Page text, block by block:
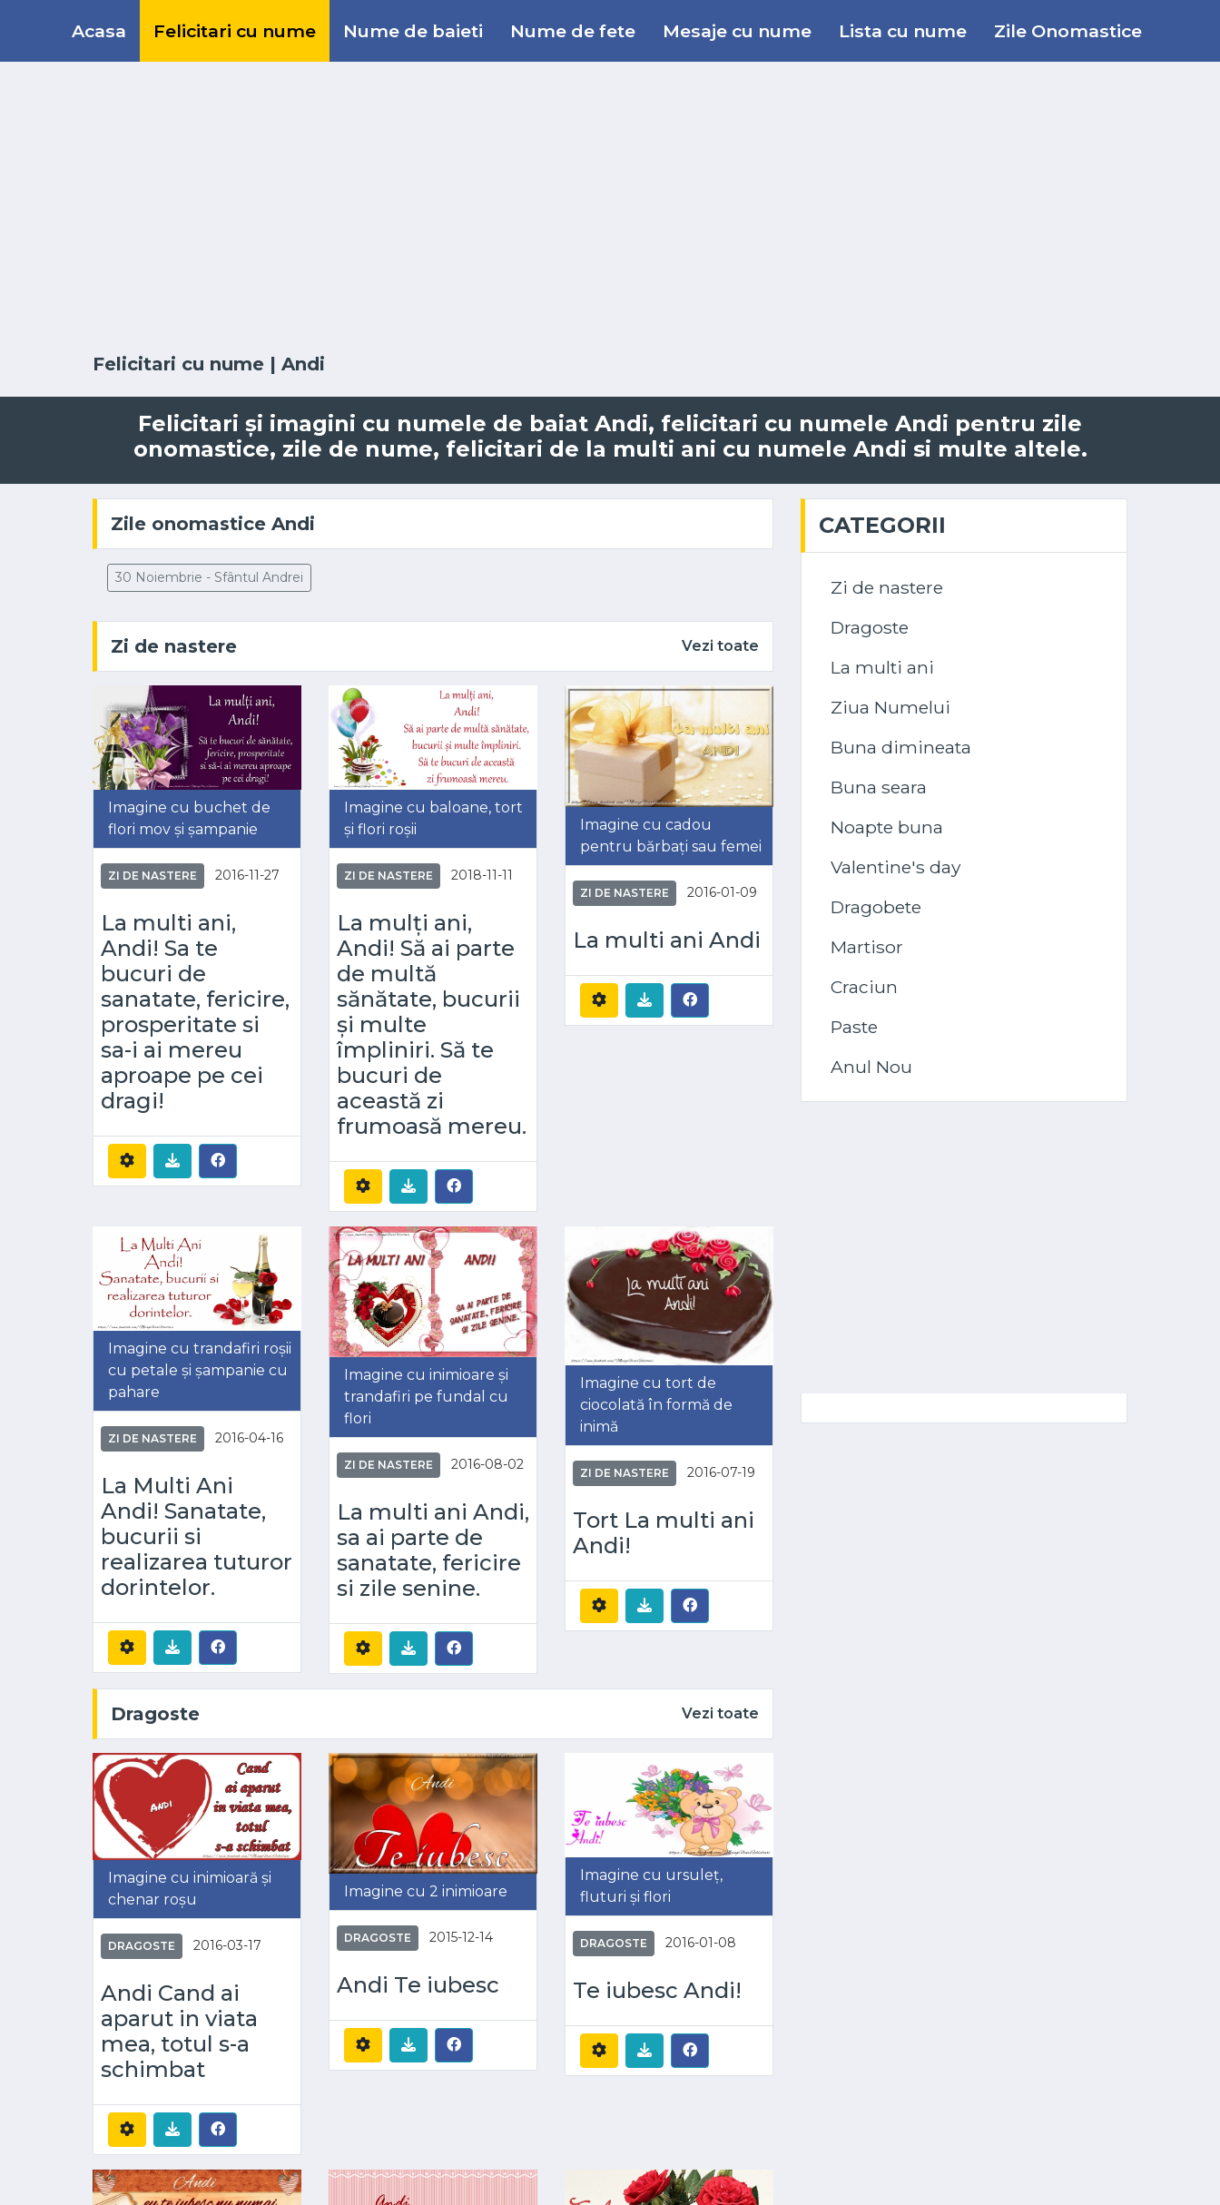
Acasa Felicitari cu nume Nume de baieti Nume de fete Mesaje cu nume Lista cu nume Zile Onomastice
Felicitari cu nume | Andi
Felicitari și imagini cu numele de baiat Andi, felicitari cu numele Andi pentru zile
onomastice, zile de nume, felicitari de la multi ani cu numele Andi si multe altele.
Zile onomastice Andi
30 Noiembrie - Sfântul Andrei
Zi de nastere Vezi toate
Imagine cu buchet de
flori mov și șampanie
ZI DE NASTERE 2016-11-27
La multi ani,
Andi! Sa te
bucuri de
sanatate, fericire,
prosperitate si
sa-i ai mereu
aproape pe cei
dragi!
Imagine cu baloane, tort
și flori roșii
ZI DE NASTERE 2018-11-11
La mulți ani,
Andi! Să ai parte
de multă
sănătate, bucurii
și multe
împliniri. Să te
bucuri de
această zi
frumoasă mereu.
Imagine cu cadou
pentru bărbați sau femei
ZI DE NASTERE 2016-01-09
La multi ani Andi
Imagine cu trandafiri roșii
cu petale și șampanie cu
pahare
ZI DE NASTERE 2016-04-16
La Multi Ani
Andi! Sanatate,
bucurii si
realizarea tuturor
dorintelor.
Imagine cu inimioare și
trandafiri pe fundal cu
flori
ZI DE NASTERE 2016-08-02
La multi ani Andi,
sa ai parte de
sanatate, fericire
si zile senine.
Imagine cu tort de
ciocolată în formă de
inimă
ZI DE NASTERE 2016-07-19
Tort La multi ani
Andi!
Dragoste Vezi toate
Imagine cu inimioară și
chenar roșu
DRAGOSTE 2016-03-17
Andi Cand ai
aparut in viata
mea, totul s-a
schimbat
Imagine cu 2 inimioare
DRAGOSTE 2015-12-14
Andi Te iubesc
Imagine cu ursuleț,
fluturi și flori
DRAGOSTE 2016-01-08
Te iubesc Andi!
CATEGORII
Zi de nastere
Dragoste
La multi ani
Ziua Numelui
Buna dimineata
Buna seara
Noapte buna
Valentine's day
Dragobete
Martisor
Craciun
Paste
Anul Nou